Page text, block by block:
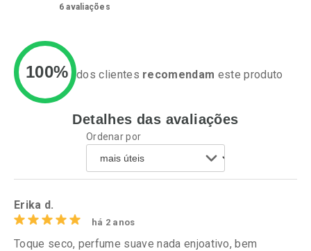
Por R$ 124,59/cada
Comprar sem Desconto
Por R$ 141,99/cada
6 avaliações
100% dos clientes recomendam este produto
Detalhes das avaliações
Ordenar por
Erika d.
há 2 anos
Toque seco, perfume suave nada enjoativo, bem